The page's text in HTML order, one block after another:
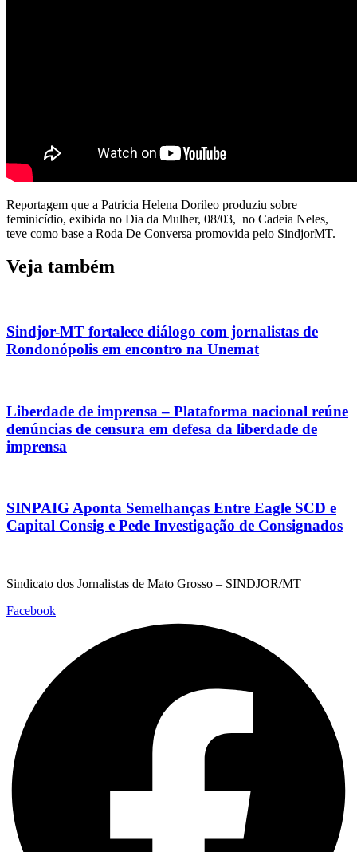
Reportagem que a Patricia Helena Dorileo produziu sobre
feminicídio, exibida no Dia da Mulher, 08/03, no Cadeia Neles,
teve como base a Roda De Conversa promovida pelo SindjorMT.
Veja também
Sindjor-MT fortalece diálogo com jornalistas de
Rondonópolis em encontro na Unemat
Liberdade de imprensa – Plataforma nacional reúne
denúncias de censura em defesa da liberdade de
imprensa
SINPAIG Aponta Semelhanças Entre Eagle SCD e
Capital Consig e Pede Investigação de Consignados
Sindicato dos Jornalistas de Mato Grosso – SINDJOR/MT
Facebook